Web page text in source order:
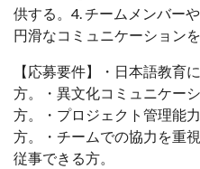
供する。4. チームメンバー
円滑なコミュニケーションを
【応募要件】・日本語教育
方。・異文化コミュニケー
方。・プロジェクト管理能
方。・チームでの協力を重
従事できる方。